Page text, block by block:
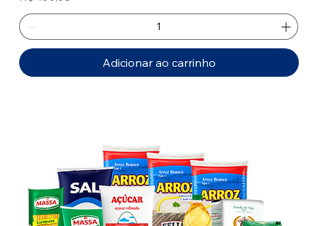
Adicionar ao carrinho